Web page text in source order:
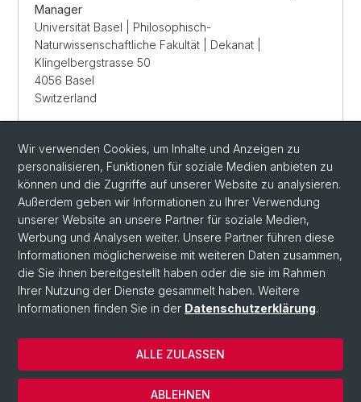
Manager
Universität Basel | Philosophisch-
Naturwissenschaftliche Fakultät | Dekanat |
Klingelbergstrasse 50
4056 Basel
Switzerland
Tel: +41 61 207 14 58
E-MAIL SENDEN
Wir verwenden Cookies, um Inhalte und Anzeigen zu
personalisieren, Funktionen für soziale Medien anbieten zu
können und die Zugriffe auf unserer Website zu analysieren.
Außerdem geben wir Informationen zu Ihrer Verwendung
unserer Website an unsere Partner für soziale Medien,
Werbung und Analysen weiter. Unsere Partner führen diese
Informationen möglicherweise mit weiteren Daten zusammen,
die Sie ihnen bereitgestellt haben oder die sie im Rahmen
Ihrer Nutzung der Dienste gesammelt haben. Weitere
Informationen finden Sie in der Datenschutzerklärung.
ABLEHNEN
ALLE ZULASSEN